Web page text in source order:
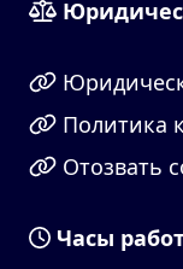
Политика
Отозвать
Часы